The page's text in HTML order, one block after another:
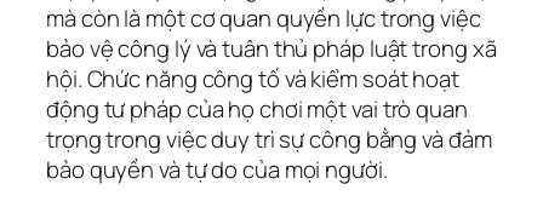
mà còn là một cơ quan quyền lực trong việc
bảo vệ công lý và tuân thủ pháp luật trong xã
hội. Chức năng công tố và kiểm soát hoạt
động tư pháp của họ chơi một vai trò quan
trọng trong việc duy trì sự công bằng và đảm
bảo quyền và tự do của mọi người.